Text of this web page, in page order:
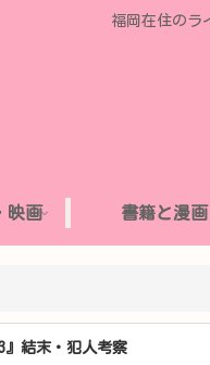
福岡在住のラ
映画 書籍と漫画
』結末・犯人考察